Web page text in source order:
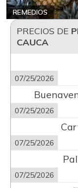
REMEDIOS
PRECIOS DE
CAUCA
07/25/2026
07/25/2026
07/25/2026
07/25/2026